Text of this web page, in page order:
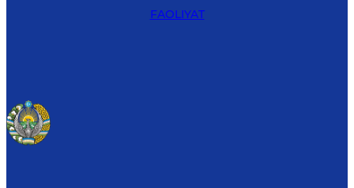
FAOLIYAT